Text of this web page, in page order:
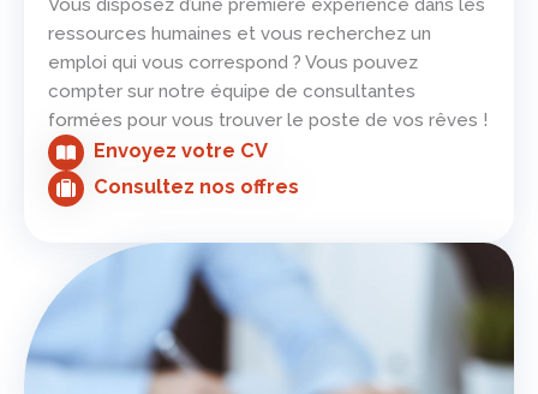
Vous disposez d’une première expérience dans les
ressources humaines et vous recherchez un
emploi qui vous correspond ? Vous pouvez
compter sur notre équipe de consultantes
formées pour vous trouver le poste de vos rêves !
Envoyez votre CV
Consultez nos offres